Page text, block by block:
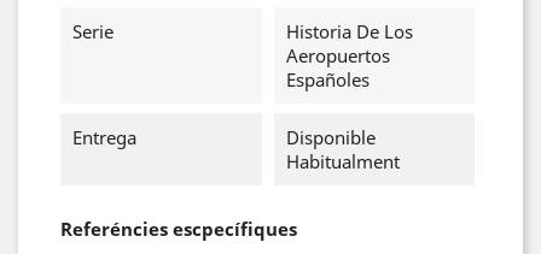
Serie
Historia De Los
Aeropuertos
Españoles
Entrega
Disponible
Habitualment
Referéncies escpecífiques